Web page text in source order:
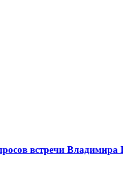
встречи Владимира